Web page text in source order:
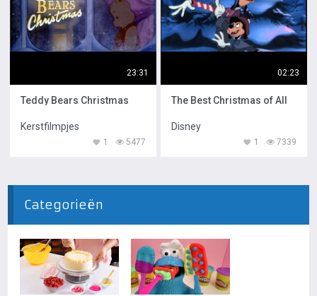
23:31
Teddy Bears Christmas
Kerstfilmpjes
5477
1
02:23
The Best Christmas of All
Disney
7339
1
Categorieën